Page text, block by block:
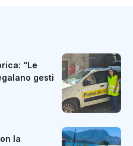
“Le
gesti
la